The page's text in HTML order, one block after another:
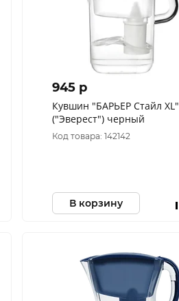
945 p
Кувшин "БАРЬЕР Стайл XL"
("Эверест") черный
Код товара: 142142
В корзину